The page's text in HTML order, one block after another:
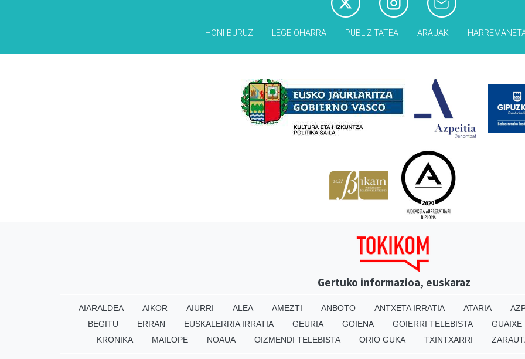
HONI BURUZ LEGE OHARRA PUBLIZITATEA ARAUAK
Gertuko informazioa, euskaraz
AIARALDEA AIKOR AIURRI ALEA AMEZTI ANBOTO ANTXETA IRRATIA ATARIA
BEGITU
ERRAN EUSKALERRIA IRRATIA GEURIA GOIENA GOIERRI TELEBISTA
GUAIXE
KRONIKA
MAILOPE NOAUA OIZMENDI TELEBISTA ORIO GUKA TXINTXARRI